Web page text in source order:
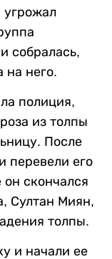
угрожал
собралась,
на него.
полиция,
из толпы
После
перевели его
скончался
Султан Миян,
толпы.
и начали ее